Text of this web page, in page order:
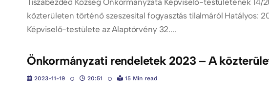
Tiszabezdéd Község Önkormányzata Képviselő-testületének
közterületen történő szeszesital fogyasztás tilalmáról Hatályos:
Képviselő-testülete az Alaptörvény 32....
Önkormányzati rendeletek 2023 – A
2023-11-19 20:51 15 Min read